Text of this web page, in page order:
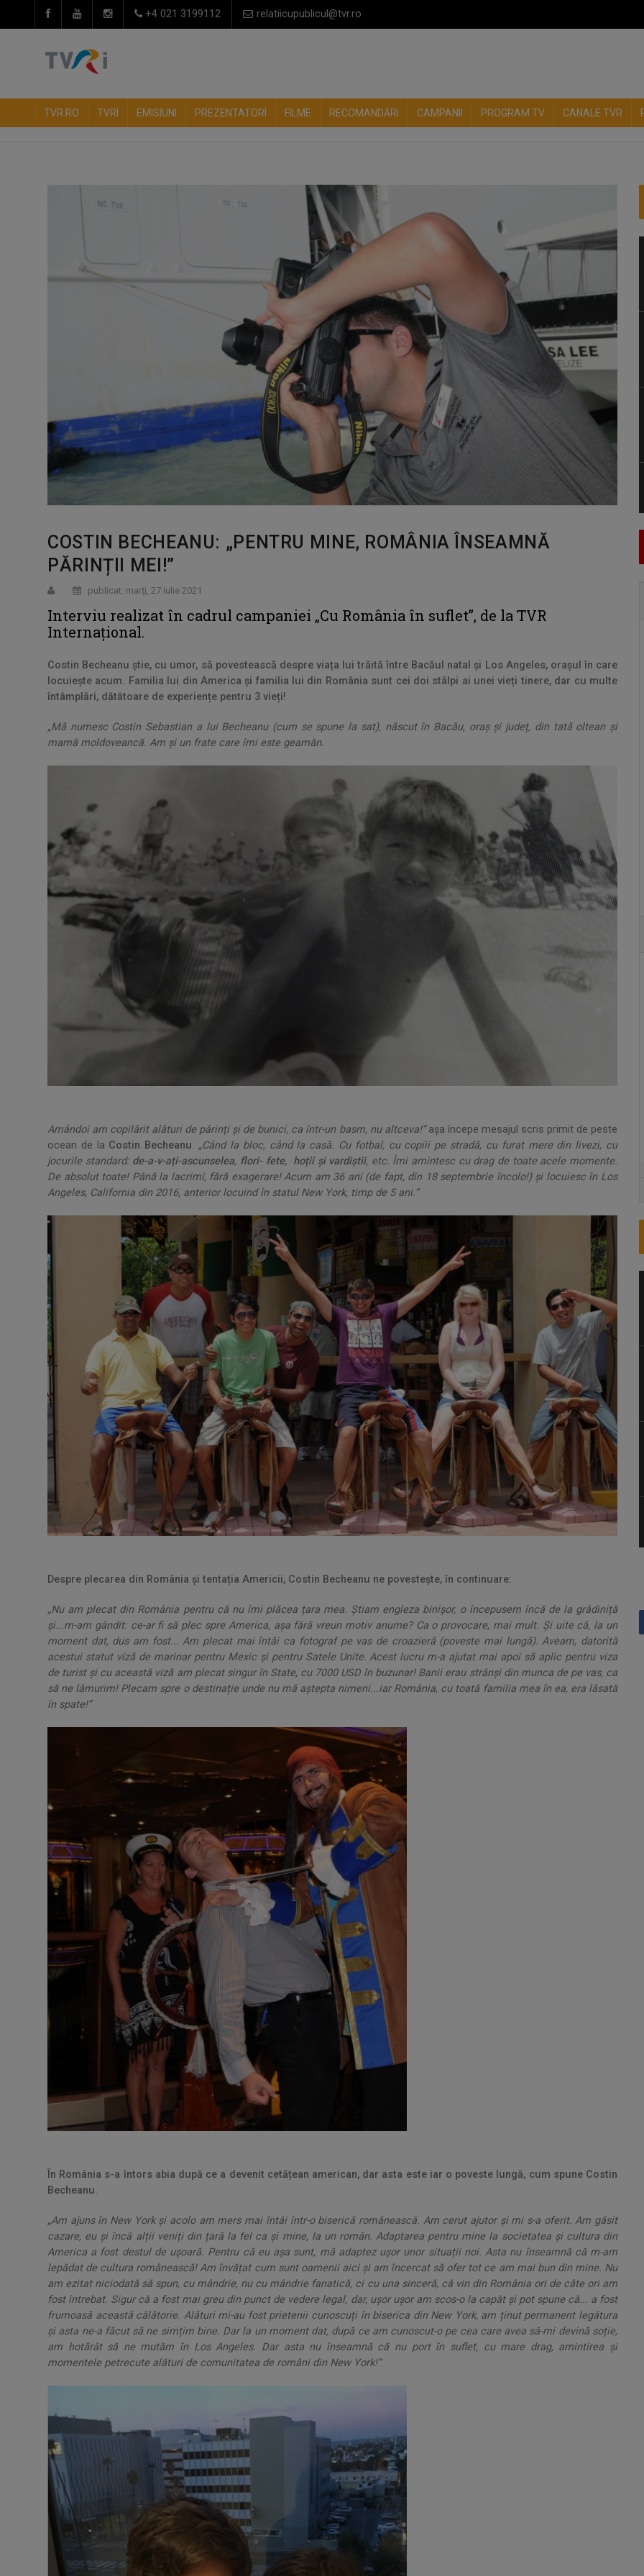
+4 021 3199112 relatiicupublicul@tvr.ro
TVR.RO TVRI EMISIUNI PREZENTATORI FILME RECOMANDĂRI CAMPANII PROGRAM TV CANALE TVR
COSTIN BECHEANU: „PENTRU MINE, ROMÂNIA ÎNSEAMNĂ
PĂRINȚII MEI!”
publicat: marţi, 27 iulie 2021
Interviu realizat în cadrul campaniei „Cu România în suflet”, de la TVR
Internațional.
Costin Becheanu știe, cu umor, să povestească despre viața lui trăită între Bacăul natal și Los Angeles, orașul în care
locuiește acum. Familia lui din America și familia lui din România sunt cei doi stâlpi ai unei vieți tinere, dar cu multe
întâmplări, dătătoare de experiențe pentru 3 vieți!
„Mă numesc Costin Sebastian a lui Becheanu (cum se spune la sat), născut în Bacău, oraș și județ, din tată oltean și
mamă moldoveancă. Am și un frate care îmi este geamăn.
Amândoi am copilărit alături de părinți și de bunici, ca într-un basm, nu altceva!”așa începe mesajul scris primit de peste
ocean de la Costin Becheanu. „Când la bloc, când la casă. Cu fotbal, cu copiii pe stradă, cu furat mere din livezi, cu
jocurile standard: de-a-v-ați-ascunselea, flori- fete, hoții și vardiștii, etc. Îmi amintesc cu drag de toate acele momente.
De absolut toate! Până la lacrimi, fără exagerare! Acum am 36 ani (de fapt, din 18 septembrie încolo!) și locuiesc în Los
Angeles, California din 2016, anterior locuind în statul New York, timp de 5 ani.”
Despre plecarea din România și tentația Americii, Costin Becheanu ne povestește, în continuare:
„Nu am plecat din România pentru că nu îmi plăcea țara mea. Știam engleza binișor, o începusem încă de la grădiniță
și...m-am gândit: ce-ar fi să plec spre America, așa fără vreun motiv anume? Ca o provocare, mai mult. Și uite că, la un
moment dat, dus am fost... Am plecat mai întâi ca fotograf pe vas de croazieră (poveste mai lungă). Aveam, datorită
acestui statut viză de marinar pentru Mexic și pentru Satele Unite. Acest lucru m-a ajutat mai apoi să aplic pentru viza
de turist și cu această viză am plecat singur în State, cu 7000 USD în buzunar! Banii erau strânși din munca de pe vas, ca
să ne lămurim! Plecam spre o destinație unde nu mă aștepta nimeni...iar România, cu toată familia mea în ea, era lăsată
în spate!”
În România s-a întors abia după ce a devenit cetățean american, dar asta este iar o poveste lungă, cum spune Costin
Becheanu.
„Am ajuns în New York și acolo am mers mai întâi într-o biserică românească. Am cerut ajutor și mi s-a oferit. Am găsit
cazare, eu și încă alții veniți din țară la fel ca și mine, la un român. Adaptarea pentru mine la societatea și cultura din
America a fost destul de ușoară. Pentru că eu așa sunt, mă adaptez ușor unor situații noi. Asta nu înseamnă că m-am
lepădat de cultura românească! Am învățat cum sunt oamenii aici și am încercat să ofer tot ce am mai bun din mine. Nu
am ezitat niciodată să spun, cu mândrie, nu cu mândrie fanatică, ci cu una sinceră, că vin din România ori de câte ori am
fost întrebat. Sigur că a fost mai greu din punct de vedere legal, dar, ușor ușor am scos-o la capăt și pot spune că... a fost
frumoasă această călătorie. Alături mi-au fost prietenii cunoscuți în biserica din New York, am ținut permanent legătura
și asta ne-a făcut să ne simțim bine. Dar la un moment dat, după ce am cunoscut-o pe cea care avea să-mi devină soție,
am hotărât să ne mutăm în Los Angeles. Dar asta nu înseamnă că nu port în suflet, cu mare drag, amintirea și
momentele petrecute alături de comunitatea de români din New York!”